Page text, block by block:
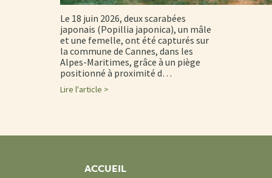
Le 18 juin 2026, deux scarabées
japonais (Popillia japonica), un mâle
et une femelle, ont été capturés sur
la commune de Cannes, dans les
Alpes-Maritimes, grâce à un piège
positionné à proximité d…
Lire l'article >
ACCUEIL